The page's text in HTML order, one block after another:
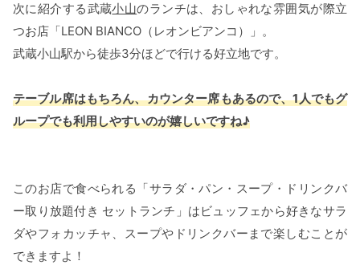
次に紹介する武蔵小山のランチは、おしゃれな雰囲気が際立
つお店「LEON BIANCO（レオンビアンコ）」。
武蔵小山駅から徒歩3分ほどで行ける好立地です。
テーブル席はもちろん、カウンター席もあるので、1人でもグ
ループでも利用しやすいのが嬉しいですね♪
このお店で食べられる「サラダ・パン・スープ・ドリンクバ
ー取り放題付き セットランチ」はビュッフェから好きなサラ
ダやフォカッチャ、スープやドリンクバーまで楽しむことが
できますよ！